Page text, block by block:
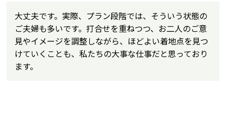
大丈夫です。実際、プラン段階では、そういう状態の
ご夫婦も多いです。打合せを重ねつつ、お二人のご意
見やイメージを調整しながら、ほどよい着地点を見つ
けていくことも、私たちの大事な仕事だと思っており
ます。